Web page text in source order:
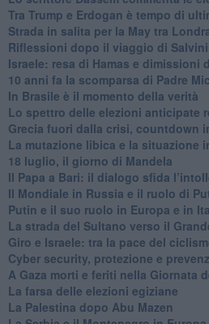
Tra Trump e Erdogan è tempo di
Strada in salita per la May tra
Riflessioni dopo il viaggio di
Israele: resa di Hamas e dimissioni
10 anni fa la scomparsa di Padre
In Brasile è il momento della verità
Lo spettro delle elezioni anticipate
Grecia fuori dalla crisi, countdown
La mutazione libica e la situazione
18 luglio, il giorno di Mandela
Il Papa a Bari: il dialogo sfida
Il Mondiale in Russia e il ruolo di
Putin e il suo ruolo in Europa e in
La strada del Sultano verso il
Giro e Israele: tra la pace del
Cyber security, protezione e
A Gaza morti e feriti nella Giornata
La farsa delle elezioni egiziane
La Palestina dopo Abu Mazen